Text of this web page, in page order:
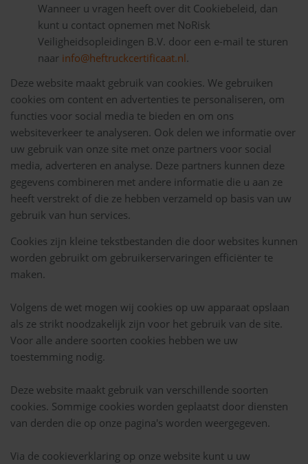
Wanneer u vragen heeft over dit Cookiebeleid, dan
kunt u contact opnemen met NoRisk
Veiligheidsopleidingen B.V. door een e-mail te sturen
naar info@heftruckcertificaat.nl.
Deze website maakt gebruik van cookies. We gebruiken
cookies om content en advertenties te personaliseren, om
functies voor social media te bieden en om ons
websiteverkeer te analyseren. Ook delen we informatie over
uw gebruik van onze site met onze partners voor social
media, adverteren en analyse. Deze partners kunnen deze
gegevens combineren met andere informatie die u aan ze
heeft verstrekt of die ze hebben verzameld op basis van uw
gebruik van hun services.
Cookies zijn kleine tekstbestanden die door websites kunnen
worden gebruikt om gebruikerservaringen efficiënter te
maken.
Volgens de wet mogen wij cookies op uw apparaat opslaan
als ze strikt noodzakelijk zijn voor het gebruik van de site.
Voor alle andere soorten cookies hebben we uw
toestemming nodig.
Deze website maakt gebruik van verschillende soorten
cookies. Sommige cookies worden geplaatst door diensten
van derden die op onze pagina's worden weergegeven.
Via de cookieverklaring op onze website kunt u uw